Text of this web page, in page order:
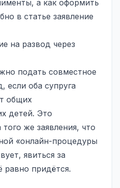
, а как оформить
в статье заявление
на развод через
подать совместное
если оба супруга
общих
детей. Это
же заявления, что
«онлайн-процедуры
явиться за
равно придётся.